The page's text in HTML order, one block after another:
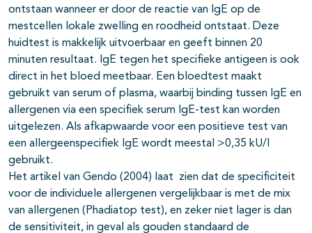
ontstaan wanneer er door de reactie van IgE op de
mestcellen lokale zwelling en roodheid ontstaat. Deze
huidtest is makkelijk uitvoerbaar en geeft binnen 20
minuten resultaat. IgE tegen het specifieke antigeen is ook
direct in het bloed meetbaar. Een bloedtest maakt
gebruikt van serum of plasma, waarbij binding tussen IgE en
allergenen via een specifiek serum IgE-test kan worden
uitgelezen. Als afkapwaarde voor een positieve test van
een allergeenspecifiek IgE wordt meestal >0,35 kU/l
gebruikt.
Het artikel van Gendo (2004) laat zien dat de specificiteit
voor de individuele allergenen vergelijkbaar is met de mix
van allergenen (Phadiatop test), en zeker niet lager is dan
de sensitiviteit, in geval als gouden standaard de